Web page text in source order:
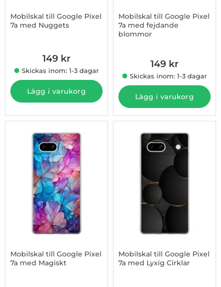
Mobilskal till Google Pixel
7a med Nuggets
149 kr
Skickas inom: 1-3 dagar
Lägg i varukorg
Mobilskal till Google Pixel
7a med fejdande
blommor
149 kr
Skickas inom: 1-3 dagar
Lägg i varukorg
Mobilskal till Google Pixel
7a med Magiskt
Mobilskal till Google Pixel
7a med Lyxig Cirklar